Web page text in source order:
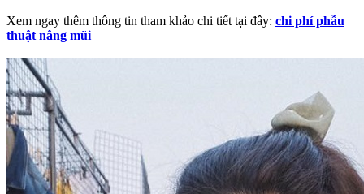
Xem ngay thêm thông tin tham khảo chi tiết tại đây: chi phí phẫu
thuật nâng mũi